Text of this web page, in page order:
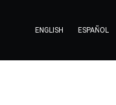
ENGLISH ESPAÑOL